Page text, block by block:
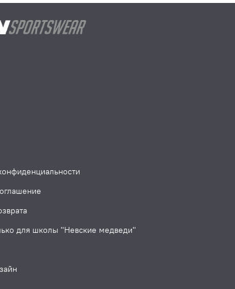
для школы "Невские медведи"